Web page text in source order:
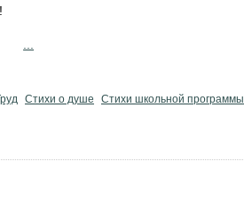
Стихи о душе Стихи школьной программы